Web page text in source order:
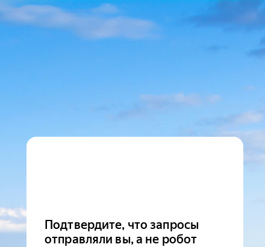
Подтвердите, что запросы
отправляли вы, а не робот